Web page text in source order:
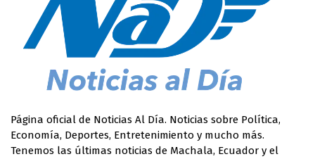
Página oficial de Noticias Al Día. Noticias sobre Política,
Economía, Deportes, Entretenimiento y mucho más.
Tenemos las últimas noticias de Machala, Ecuador y el